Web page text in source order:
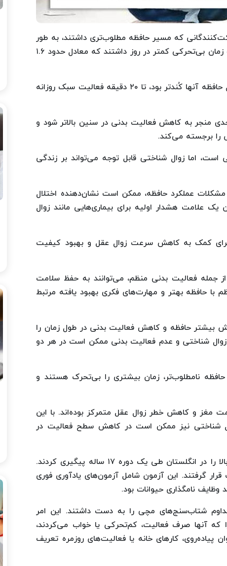
که مسیر حافظه مطلوب‌تری داشتند، به طور
متوسط ۱۴ دقیقه فعالیت بدنی سبک اضافی و ۱۲ دقیقه زمان بی‌تحرکی کمتر در روز داشتند که معادل حدود ۱.۶
این ارتباط در بزرگسالان بالای ۷۰ سال قوی‌تر بود؛ اگر زوال حافظه آنها کُندتر بود، تا ۲۰ دقیقه فعالیت سبک روزانه
منجر به کاهش فعالیت بدنی در سنین بالاتر شود و
را برجسته می‌کند.
اما زوال شناختی قابل توجه می‌تواند بر زندگی
عملکرد حافظه، ممکن است نشان‌دهنده اختلال
علامت هشدار اولیه برای بیماری‌هایی مانند زوال
برای کمک به کاهش سرعت زوال عقل و بهبود کیفیت
فعالیت بدنی منظم، می‌توانند به حفظ سلامت
حافظه بهتر و مهارت‌های فکری بهبود یافته مرتبط
بیشتر حافظه و کاهش فعالیت بدنی در طول زمان را
شناختی و عدم فعالیت بدنی ممکن است در هر دو
نامطلوب‌تر، زمان بیشتری را بی‌تحرک هستند و
مغز و کاهش خطر زوال عقل متمرکز بوده‌اند. با این
شناختی نیز ممکن است در کاهش سطح فعالیت در
در این مطالعه، تیم تحقیق ۲۵۲۹ بزرگسال ۵۰ سال به بالا را در انگلستان طی یک دوره‌ ۱۷ ساله پیگیری کردند.
گرفتند. این آزمون شامل آزمون‌های یادآوری فوری
نامگذاری حیوانات بود.
به مدت ۸ روز به طور مداوم شتاب‌سنج‌های مچی را به دست داشتند. این امر
که آنها صرف فعالیت، کم‌تحرکی یا خواب می‌کردند،
پیاده‌روی، کارهای خانه یا فعالیت‌های روزمره تعریف